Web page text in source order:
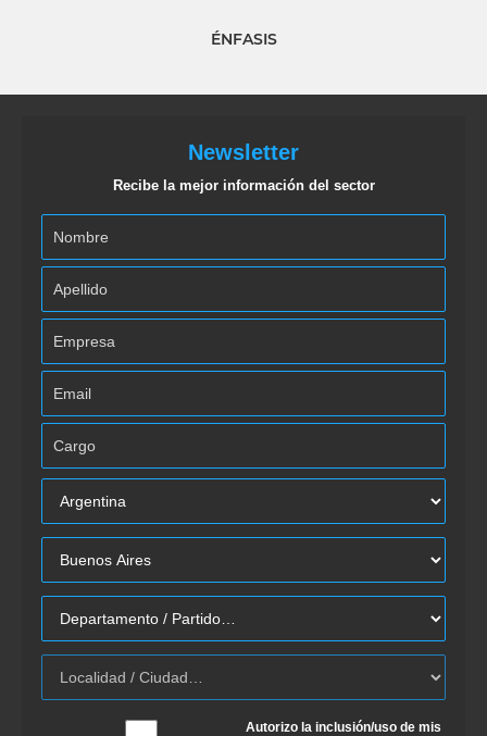
ÉNFASIS
Newsletter
Recibe la mejor información del sector
Autorizo la inclusión/uso de mis